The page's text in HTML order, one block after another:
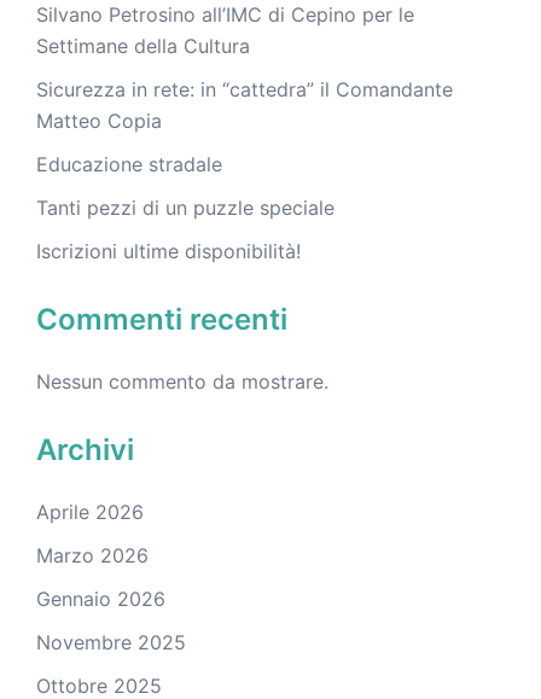
Silvano Petrosino all’IMC di Cepino per le
Settimane della Cultura
Sicurezza in rete: in “cattedra” il Comandante
Matteo Copia
Educazione stradale
Tanti pezzi di un puzzle speciale
Iscrizioni ultime disponibilità!
Commenti recenti
Nessun commento da mostrare.
Archivi
Aprile 2026
Marzo 2026
Gennaio 2026
Novembre 2025
Ottobre 2025